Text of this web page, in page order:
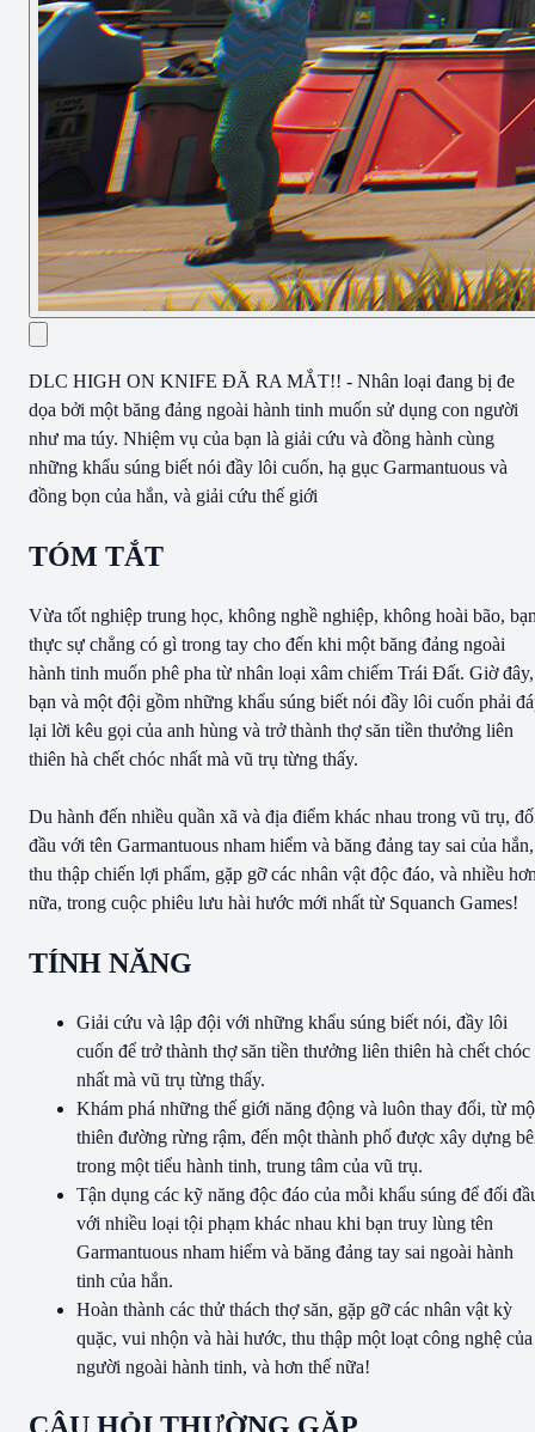
DLC HIGH ON KNIFE ĐÃ RA MẮT!! - Nhân loại đang bị đe
dọa bởi một băng đảng ngoài hành tinh muốn sử dụng con người
như ma túy. Nhiệm vụ của bạn là giải cứu và đồng hành cùng
những khẩu súng biết nói đầy lôi cuốn, hạ gục Garmantuous và
đồng bọn của hắn, và giải cứu thế giới
TÓM TẮT
Vừa tốt nghiệp trung học, không nghề nghiệp, không hoài bão,
thực sự chẳng có gì trong tay cho đến khi một băng đảng ngoài
hành tinh muốn phê pha từ nhân loại xâm chiếm Trái Đất. Giờ đây,
bạn và một đội gồm những khẩu súng biết nói đầy lôi cuốn phải
lại lời kêu gọi của anh hùng và trở thành thợ săn tiền thưởng liên
thiên hà chết chóc nhất mà vũ trụ từng thấy.
Du hành đến nhiều quần xã và địa điểm khác nhau trong vũ trụ,
đầu với tên Garmantuous nham hiểm và băng đảng tay sai của hắn,
thu thập chiến lợi phẩm, gặp gỡ các nhân vật độc đáo, và nhiều
nữa, trong cuộc phiêu lưu hài hước mới nhất từ Squanch Games!
TÍNH NĂNG
Giải cứu và lập đội với những khẩu súng biết nói, đầy lôi
cuốn để trở thành thợ săn tiền thưởng liên thiên hà chết chóc
nhất mà vũ trụ từng thấy.
Khám phá những thế giới năng động và luôn thay đổi, từ
thiên đường rừng rậm, đến một thành phố được xây dựng
trong một tiểu hành tinh, trung tâm của vũ trụ.
Tận dụng các kỹ năng độc đáo của mỗi khẩu súng để đối
với nhiều loại tội phạm khác nhau khi bạn truy lùng tên
Garmantuous nham hiểm và băng đảng tay sai ngoài hành
tinh của hắn.
Hoàn thành các thử thách thợ săn, gặp gỡ các nhân vật kỳ
quặc, vui nhộn và hài hước, thu thập một loạt công nghệ của
người ngoài hành tinh, và hơn thế nữa!